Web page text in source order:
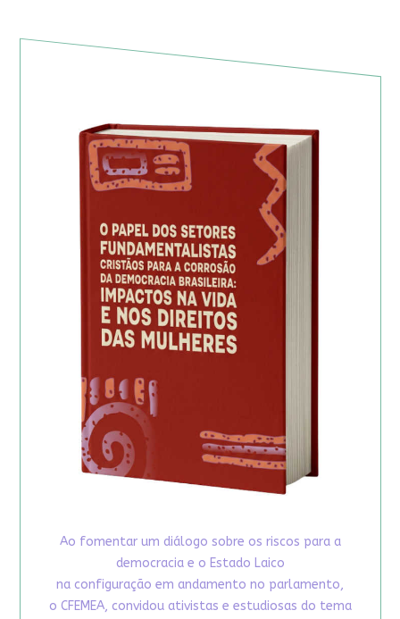
Ao fomentar um diálogo sobre os riscos para a
democracia e o Estado Laico
na configuração em andamento no parlamento,
o CFEMEA, convidou ativistas e estudiosas do tema